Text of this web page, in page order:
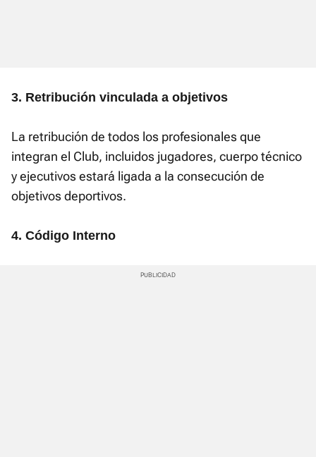
3. Retribución vinculada a objetivos
La retribución de todos los profesionales que
integran el Club, incluidos jugadores, cuerpo técnico
y ejecutivos estará ligada a la consecución de
objetivos deportivos.
4. Código Interno